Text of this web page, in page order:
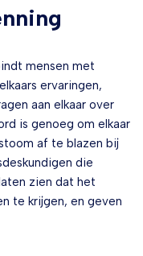
mensen met
ervaringen,
aan elkaar over
is genoeg om elkaar
af te blazen bij
die
zien dat het
te krijgen, en geven